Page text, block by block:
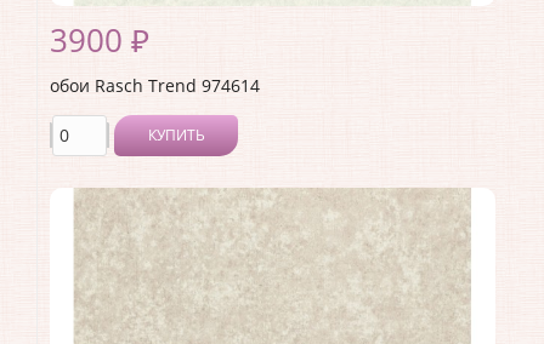
3900 ₽
обои Rasch Trend 974614
КУПИТЬ
Производитель:Rasch
Коллекция:Trend
Длина рулона: 10.05 .
Ширина рулона:
1.06 .
Материал покрытия:
Виниловое
Страна:Германия
Материал основы: Флизелин